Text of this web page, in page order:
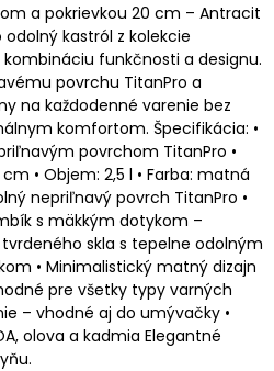
a pokrievkou 20 cm – Antracit
kastról z kolekcie
funkčnosti a designu.
povrchu TitanPro a
na každodenné varenie bez
komfortom. Špecifikácia: •
povrchom TitanPro •
• Objem: 2,5 l • Farba: matná
nepriľnavý povrch TitanPro •
s mäkkým dotykom –
skla s tepelne odolným
• Minimalistický matný dizajn
pre všetky typy varných
– vhodné aj do umývačky •
olova a kadmia Elegantné